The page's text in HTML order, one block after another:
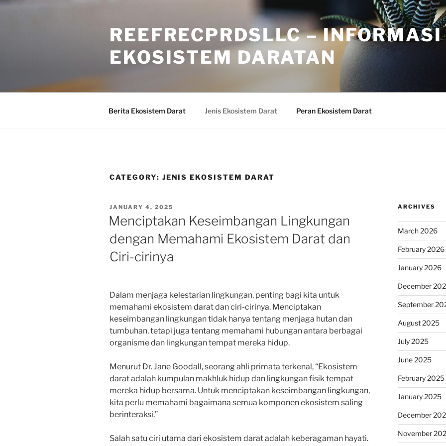
Skip
REEFRECPRDSLLC –
EKOSISTEM DARATAN
Berita Ekosistem Darat Jenis Ekosistem Darat Peran Ekosistem Darat
CATEGORY: JENIS EKOSISTEM DARAT
POSTED
ON
JANUARY 4, 2025
Menciptakan Keseimbangan Lingkungan
dengan Memahami Ekosistem Darat dan
Ciri-cirinya
Dalam menjaga kelestarian lingkungan, penting bagi kita untuk
memahami ekosistem darat dan ciri-cirinya. Menciptakan
keseimbangan lingkungan tidak hanya tentang menjaga hutan dan
tumbuhan, tetapi juga tentang memahami hubungan antara berbagai
organisme dan lingkungan tempat mereka hidup.
Menurut Dr. Jane Goodall, seorang ahli primata terkenal, “Ekosistem
darat adalah kumpulan makhluk hidup dan lingkungan fisik tempat
mereka hidup bersama. Untuk menciptakan keseimbangan lingkungan,
kita perlu memahami bagaimana semua komponen ekosistem saling
berinteraksi.”
Salah satu ciri utama dari ekosistem darat adalah keberagaman hayati.
ARCHIVES
March 2026
February 2026
January 2026
December
September
August 2025
July 2025
June 2025
February 2025
January 2025
December
November